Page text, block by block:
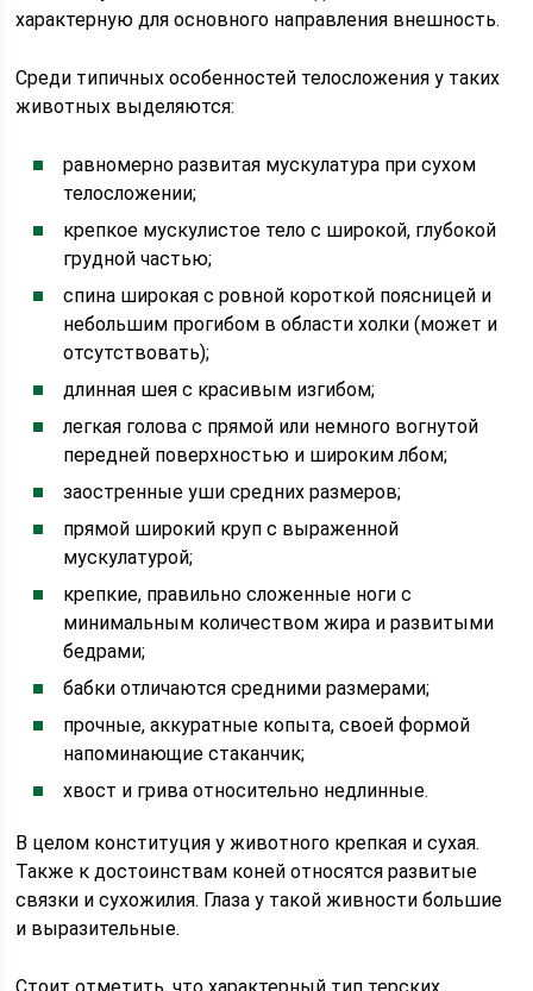
характерную для основного направления внешность.
Среди типичных особенностей телосложения у таких
животных выделяются:
равномерно развитая мускулатура при сухом
телосложении;
крепкое мускулистое тело с широкой, глубокой
грудной частью;
спина широкая с ровной короткой поясницей и
небольшим прогибом в области холки (может и
отсутствовать);
длинная шея с красивым изгибом;
легкая голова с прямой или немного вогнутой
передней поверхностью и широким лбом;
заостренные уши средних размеров;
прямой широкий круп с выраженной
мускулатурой;
крепкие, правильно сложенные ноги с
минимальным количеством жира и развитыми
бедрами;
бабки отличаются средними размерами;
прочные, аккуратные копыта, своей формой
напоминающие стаканчик;
хвост и грива относительно недлинные.
В целом конституция у животного крепкая и сухая.
Также к достоинствам коней относятся развитые
связки и сухожилия. Глаза у такой живности большие
и выразительные.